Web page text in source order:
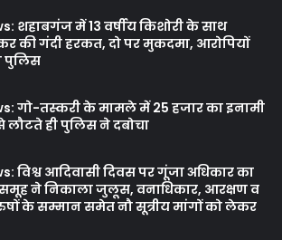
शहाबगंज में 13 वर्षीय किशोरी के साथ
की गंदी हरकत, दो पर मुकदमा, आरोपियों
पुलिस
गो-तस्करी के मामले में 25 हजार का इनामी
लौटते ही पुलिस ने दबोचा
विश्व आदिवासी दिवस पर गूंजा अधिकार का
ने निकाला जुलूस, वनाधिकार, आरक्षण व
के सम्मान समेत नौ सूत्रीय मांगों को लेकर